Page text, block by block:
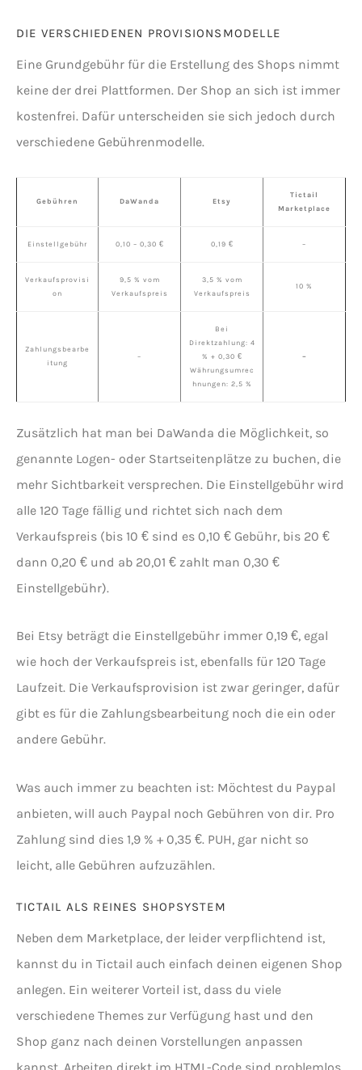
DIE VERSCHIEDENEN PROVISIONSMODELLE
Eine Grundgebühr für die Erstellung des Shops nimmt
keine der drei Plattformen. Der Shop an sich ist immer
kostenfrei. Dafür unterscheiden sie sich jedoch durch
verschiedene Gebührenmodelle.
Gebühren DaWanda Etsy
Tictail
Marketplace
Einstellgebühr 0,10 – 0,30 € 0,19 € –
Verkaufsprovisi
on
9,5 % vom
Verkaufspreis
3,5 % vom
Verkaufspreis
10 %
Zahlungsbearbe
itung
–
Bei
Direktzahlung: 4
% + 0,30 €
Währungsumrec
hnungen: 2,5 %
–
Zusätzlich hat man bei DaWanda die Möglichkeit, so
genannte Logen- oder Startseitenplätze zu buchen, die
mehr Sichtbarkeit versprechen. Die Einstellgebühr wird
alle 120 Tage fällig und richtet sich nach dem
Verkaufspreis (bis 10 € sind es 0,10 € Gebühr, bis 20 €
dann 0,20 € und ab 20,01 € zahlt man 0,30 €
Einstellgebühr).
Bei Etsy beträgt die Einstellgebühr immer 0,19 €, egal
wie hoch der Verkaufspreis ist, ebenfalls für 120 Tage
Laufzeit. Die Verkaufsprovision ist zwar geringer, dafür
gibt es für die Zahlungsbearbeitung noch die ein oder
andere Gebühr.
Was auch immer zu beachten ist: Möchtest du Paypal
anbieten, will auch Paypal noch Gebühren von dir. Pro
Zahlung sind dies 1,9 % + 0,35 €. PUH, gar nicht so
leicht, alle Gebühren aufzuzählen.
TICTAIL ALS REINES SHOPSYSTEM
Neben dem Marketplace, der leider verpflichtend ist,
kannst du in Tictail auch einfach deinen eigenen Shop
anlegen. Ein weiterer Vorteil ist, dass du viele
verschiedene Themes zur Verfügung hast und den
Shop ganz nach deinen Vorstellungen anpassen